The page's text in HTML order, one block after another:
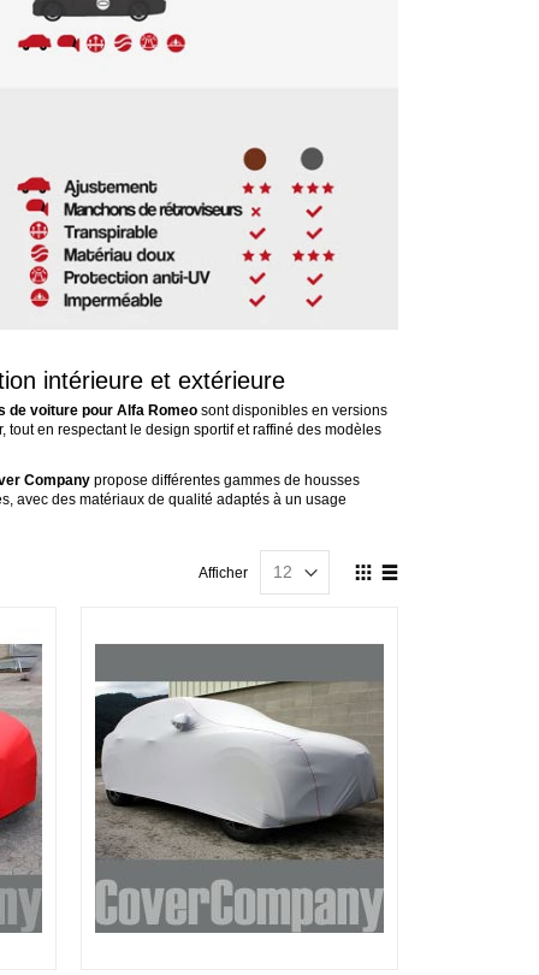
intérieure et extérieure
de voiture pour Alfa Romeosont disponibles en versions
tout en respectant le design sportif et raffiné des modèles
Companypropose différentes gammes de housses
avec des matériaux de qualité adaptés à un usage
Afficher
en
Afficher